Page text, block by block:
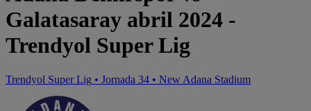
Galatasaray abril 2024 -
Trendyol Super Lig
Trendyol Super Lig • Jornada 34 • New Adana Stadium